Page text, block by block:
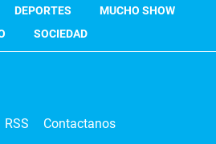
DEPORTES
MUCHO SHOW
SOCIEDAD
RSS Contactanos